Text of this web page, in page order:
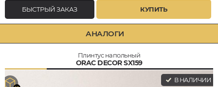
БЫСТРЫЙ ЗАКАЗ КУПИТЬ
АНАЛОГИ
Плинтус напольный
ORAC DECOR SX159
В НАЛИЧИИ